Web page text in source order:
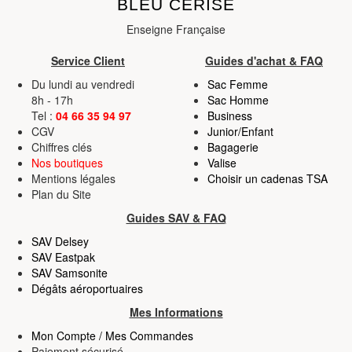
BLEU CERISE
Enseigne Française
Service Client
Guides d'achat & FAQ
Du lundi au vendredi
8h - 17h
Tel : 04 66 35 94 97
CGV
Chiffres clés
Nos boutiques
Mentions légales
Plan du Site
Sac Femme
Sac Homme
Business
Junior/Enfant
Bagagerie
Valise
Choisir un cadenas TSA
Guides SAV & FAQ
SAV Delsey
SAV Eastpak
SAV Samsonite
Dégâts aéroportuaires
Mes Informations
Mon Compte / Mes Commandes